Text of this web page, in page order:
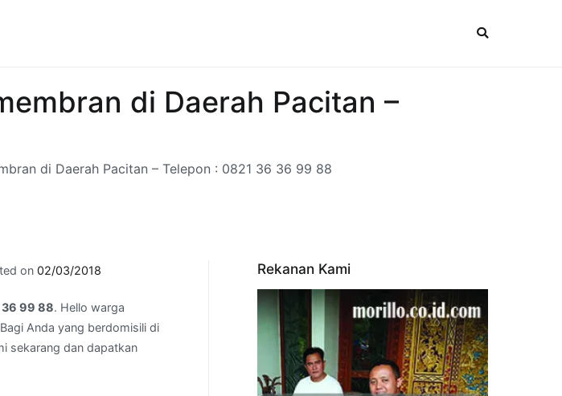
di Daerah Pacitan –
di Daerah Pacitan – Telepon : 0821 36 36 99 88
on 02/03/2018
36 99 88. Hello warga
Anda yang berdomisili di
sekarang dan dapatkan
Rekanan Kami